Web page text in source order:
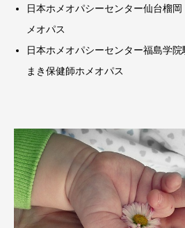
日本ホメオパシーセンター仙台榴
メオパス
日本ホメオパシーセンター福島学
まき保健師ホメオパス